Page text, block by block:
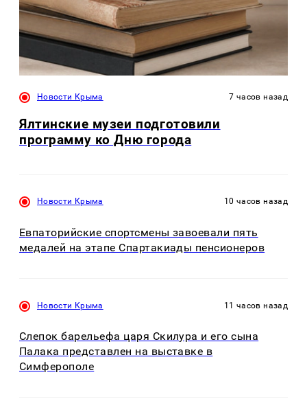
Новости Крыма 7 часов назад
Ялтинские музеи подготовили
программу ко Дню города
Новости Крыма 10 часов назад
Евпаторийские спортсмены завоевали пять
медалей на этапе Спартакиады пенсионеров
Новости Крыма 11 часов назад
Слепок барельефа царя Скилура и его сына
Палака представлен на выставке в
Симферополе